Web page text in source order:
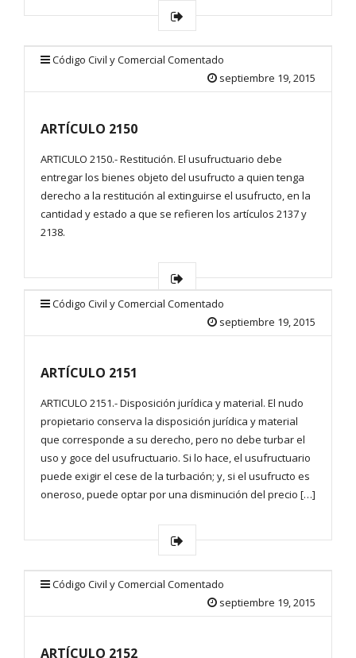
Código Civil y Comercial Comentado
septiembre 19, 2015
ARTÍCULO 2150
ARTICULO 2150.- Restitución. El usufructuario debe
entregar los bienes objeto del usufructo a quien tenga
derecho a la restitución al extinguirse el usufructo, en la
cantidad y estado a que se refieren los artículos 2137 y
2138.
Código Civil y Comercial Comentado
septiembre 19, 2015
ARTÍCULO 2151
ARTICULO 2151.- Disposición jurídica y material. El nudo
propietario conserva la disposición jurídica y material
que corresponde a su derecho, pero no debe turbar el
uso y goce del usufructuario. Si lo hace, el usufructuario
puede exigir el cese de la turbación; y, si el usufructo es
oneroso, puede optar por una disminución del precio […]
Código Civil y Comercial Comentado
septiembre 19, 2015
ARTÍCULO 2152